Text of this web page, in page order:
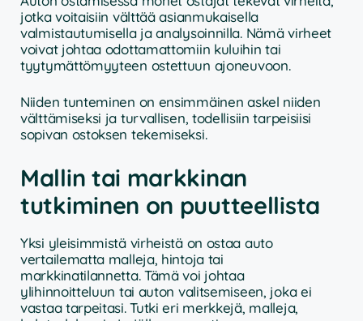
jotka voitaisiin välttää asianmukaisella
valmistautumisella ja analysoinnilla. Nämä virheet
voivat johtaa odottamattomiin kuluihin tai
tyytymättömyyteen ostettuun ajoneuvoon.
Niiden tunteminen on ensimmäinen askel niiden
välttämiseksi ja turvallisen, todellisiin tarpeisiisi
sopivan ostoksen tekemiseksi.
Mallin tai markkinan
tutkiminen on puutteellista
Yksi yleisimmistä virheistä on ostaa auto
vertailematta malleja, hintoja tai
markkinatilannetta. Tämä voi johtaa
ylihinnoitteluun tai auton valitsemiseen, joka ei
vastaa tarpeitasi. Tutki eri merkkejä, malleja,